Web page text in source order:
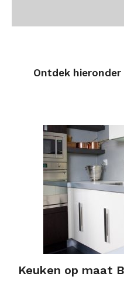
Ontdek
Keuken op maat